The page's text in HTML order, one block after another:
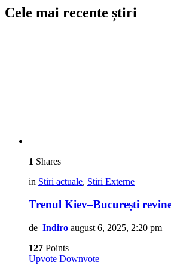
Cele mai recente știri
1 Shares
in Stiri actuale, Stiri Externe
Trenul Kiev–București
de Indiro august 6, 2025, 2:20 pm
127 Points
Upvote Downvote